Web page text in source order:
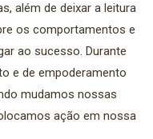
além de deixar a leitura
os comportamentos e
ao sucesso. Durante
e de empoderamento
mudamos nossas
ação em nossa